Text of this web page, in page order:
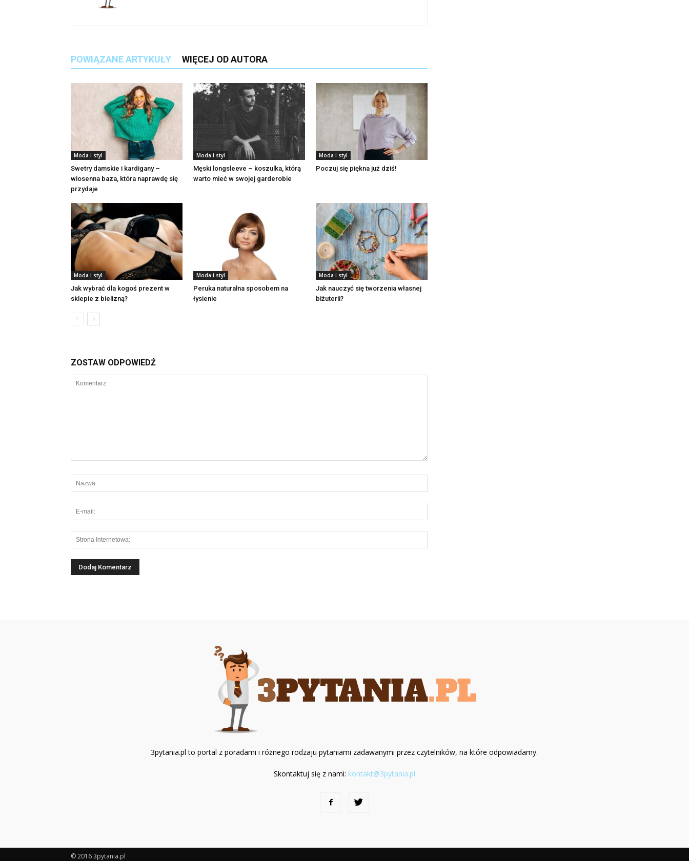
POWIĄZANE ARTYKUŁY WIĘCEJ OD AUTORA
Moda i styl
Swetry damskie i kardigany –
wiosenna baza, która naprawdę się
przydaje
Moda i styl
Męski longsleeve – koszulka, którą
warto mieć w swojej garderobie
Moda i styl
Poczuj się piękna już dziś!
Moda i styl
Jak wybrać dla kogoś prezent w
sklepie z bielizną?
Moda i styl
Peruka naturalna sposobem na
łysienie
Moda i styl
Jak nauczyć się tworzenia własnej
biżuterii?
ZOSTAW ODPOWIEDŹ
3pytania.pl to portal z poradami i różnego rodzaju pytaniami zadawanymi przez czytelników, na które odpowiadamy.
Skontaktuj się z nami: kontakt@3pytania.pl
© 2016 3pytania.pl